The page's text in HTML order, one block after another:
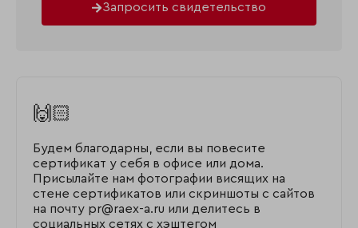
Запросить свидетельство
🙌🏻
Будем благодарны, если вы повесите
сертификат у себя в офисе или дома.
Присылайте нам фотографии висящих на
стене сертификатов или скриншоты с сайтов
на почту pr@raex-a.ru или делитесь в
социальных сетях с хэштегом